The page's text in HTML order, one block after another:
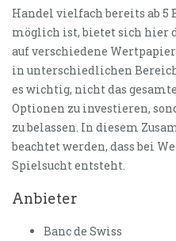
Handel vielfach bereits ab 5
möglich ist, bietet sich hier
auf verschiedene
in unterschiedlichen
es wichtig, nicht das
Optionen zu investieren,
zu belassen. In diesem
beachtet werden, dass bei
Spielsucht entsteht.
Anbieter
Banc de Swiss